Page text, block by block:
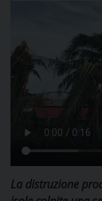
La distruzione